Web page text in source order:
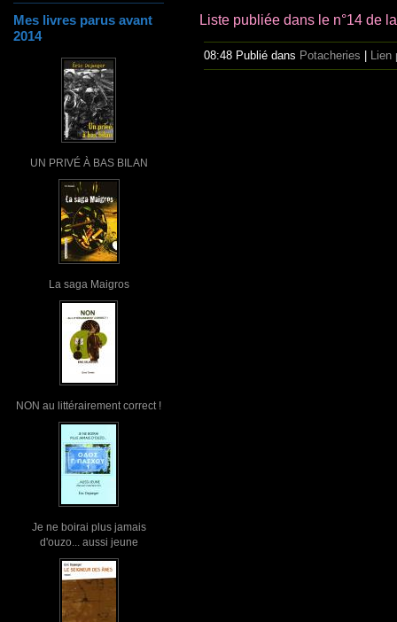
Mes livres parus avant
2014
UN PRIVÉ À BAS BILAN
La saga Maigros
NON au littérairement correct !
Je ne boirai plus jamais
d'ouzo... aussi jeune
Liste publiée dans le n°14 de
08:48 Publié dans Potacheries Lien